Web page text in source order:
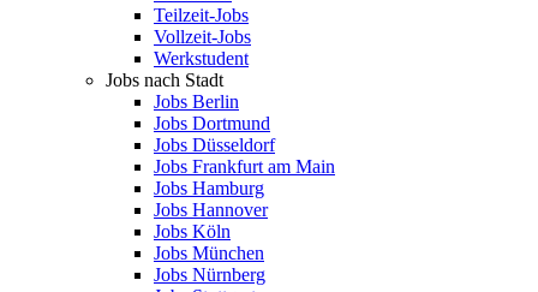
Teilzeit-Jobs
Vollzeit-Jobs
Werkstudent
Jobs nach Stadt
Jobs Berlin
Jobs Dortmund
Jobs Düsseldorf
Jobs Frankfurt am Main
Jobs Hamburg
Jobs Hannover
Jobs Köln
Jobs München
Jobs Nürnberg